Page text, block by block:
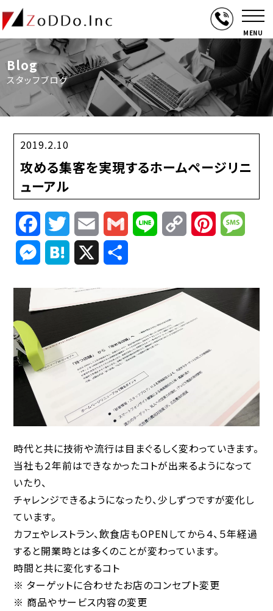
MENU
Blog
スタッフブログ
2019.2.10
攻める集客を実現するホームページリニ
ューアル
FacebookTwitterEmail Gmail Line
Copy
Link
Pinterest
Messenger
Hatena
時代と共に技術や流行は目まぐるしく変わっていきます。
当社も２年前はできなかったコトが出来るようになって
いたり、
チャレンジできるようになったり、少しずつですが変化し
ています。
カフェやレストラン、飲食店もOPENしてから４、５年経過
すると開業時とは多くのことが変わっています。
時間と共に変化するコト
※ ターゲットに合わせたお店のコンセプト変更
※ 商品やサービス内容の変更